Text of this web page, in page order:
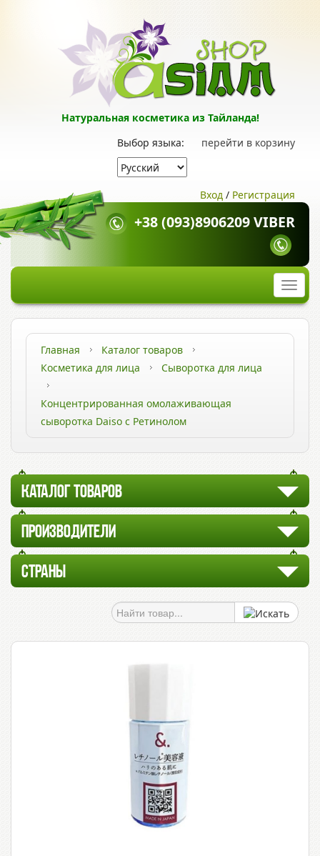
Натуральная косметика из Тайланда!
перейти в корзину
Выбор языка:
Вход / Регистрация
+38 (093)8906209 VIBER
Главная
Каталог товаров
Косметика для лица
Сыворотка для лица
Концентрированная омолаживающая
сыворотка Daiso с Ретинолом
КАТАЛОГ ТОВАРОВ
ПРОИЗВОДИТЕЛИ
СТРАНЫ